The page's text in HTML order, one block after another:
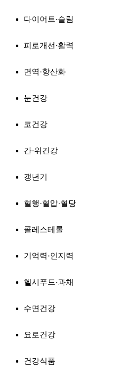
다이어트·슬림
피로개선·활력
면역·항산화
눈건강
코건강
간·위건강
갱년기
혈행·혈압·혈당
콜레스테롤
기억력·인지력
헬시푸드·과채
수면건강
요로건강
건강식품